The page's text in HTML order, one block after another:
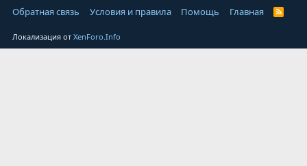
Обратная связь
Условия и правила Помощь Главная
Локализация отXenForo.Info